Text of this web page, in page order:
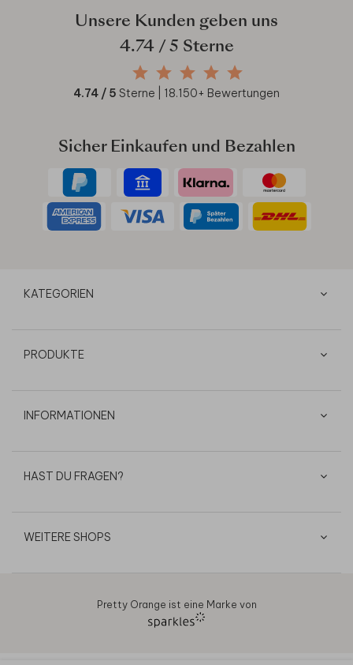
Unsere Kunden geben uns
4.74/ 5 Sterne
4.74 / 5 Sterne | 18.150+ Bewertungen
Sicher Einkaufen und Bezahlen
KATEGORIEN
PRODUKTE
INFORMATIONEN
HAST DU FRAGEN?
WEITERE SHOPS
Pretty Orange ist eine Marke von